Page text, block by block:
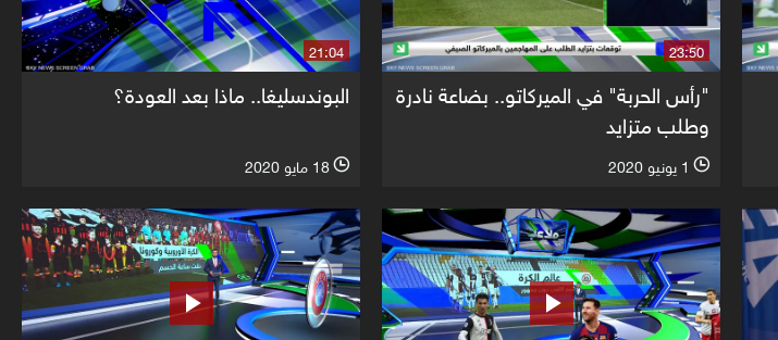
23:50
"رأس الحربة" في الميركاتو.. بضاعة نادرة
وطلب متزايد
21:04
البوندسليغا.. ماذا بعد العودة؟